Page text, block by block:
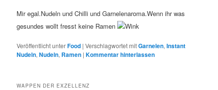
Mir egal.Nudeln und Chilli und Garnelenaroma.Wenn ihr was
gesundes wollt fresst keine Ramen
Veröffentlicht unterFood |Verschlagwortet mitGarnelen,Instant
Nudeln,Nudeln, Ramen |Kommentar hinterlassen
WAPPEN DER EXZELLENZ